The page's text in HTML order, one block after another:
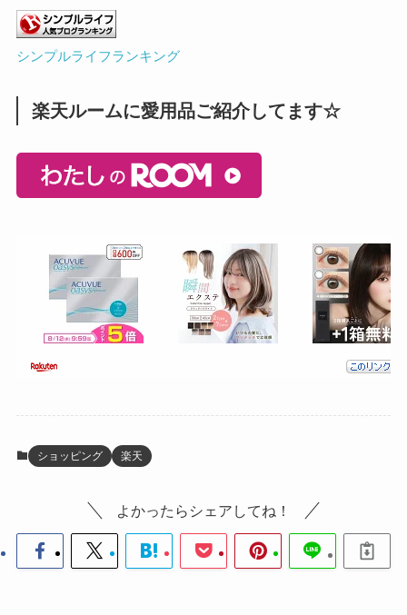
シンプルライフランキング
楽天ルームに愛用品ご紹介してます☆
ショッピング 楽天
よかったらシェアしてね！